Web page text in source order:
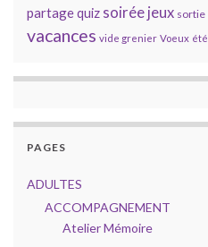
partagequiz soirée jeux sortie
vacances vide grenier Voeux été
PAGES
ADULTES
ACCOMPAGNEMENT
Atelier Mémoire